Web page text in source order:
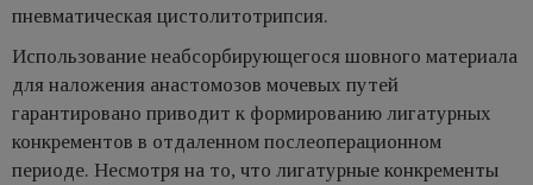
пневматическая цистолитотрипсия.
Использование неабсорбирующегося шовного материала
для наложения анастомозов мочевых путей
гарантировано приводит к формированию лигатурных
конкрементов в отдаленном послеоперационном
периоде. Несмотря на то, что лигатурные конкременты